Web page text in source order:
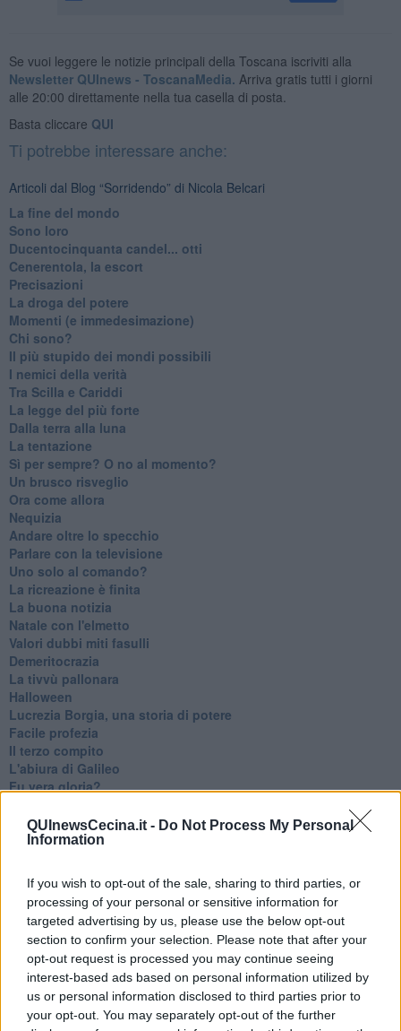
QUInewsCecina.it - Do Not Process My Personal
Information
If you wish to opt-out of the sale, sharing to third parties, or
processing of your personal or sensitive information for
targeted advertising by us, please use the below opt-out
section to confirm your selection. Please note that after your
opt-out request is processed you may continue seeing
interest-based ads based on personal information utilized by
us or personal information disclosed to third parties prior to
your opt-out. You may separately opt-out of the further
Se vuoi leggere le notizie principali della Toscana iscriviti alla
Newsletter QUInews - ToscanaMedia. Arriva gratis tutti i giorni
alle 20:00 direttamente nella tua casella di posta.
Basta cliccare QUI
Ti potrebbe interessare anche:
Articoli dal Blog “Sorridendo” di Nicola Belcari
La fine del mondo
Sono loro
Ducentocinquanta candel... otti
Cenerentola, la escort
Precisazioni
La droga del potere
Momenti (e immedesimazione)
Chi sono?
Il più stupido dei mondi possibili
I nemici della verità
Tra Scilla e Cariddi
La legge del più forte
Dalla terra alla luna
La tentazione
​Sì per sempre? O no al momento?
Un brusco risveglio
Ora come allora
Nequizia
Andare oltre lo specchio
Parlare con la televisione
Uno solo al comando?
La ricreazione è finita
La buona notizia
Natale con l'elmetto
Valori dubbi miti fasulli
Demeritocrazia
La tivvù pallonara
Halloween
​Lucrezia Borgia, una storia di potere
Facile profezia
Il terzo compito
L'abiura di Galileo
Fu vera gloria?
La truffa all'anziano
Alla fermata dell'autobus
Diseducazione televisiva e inerzia della politica
Foto storica
Esequie solenni
Nostalgia del sangue blu
Teste calde
Non avere e non essere
Armiamoci e... avviatevi
Da Capodanno a Carnevale
Schizzi di fango